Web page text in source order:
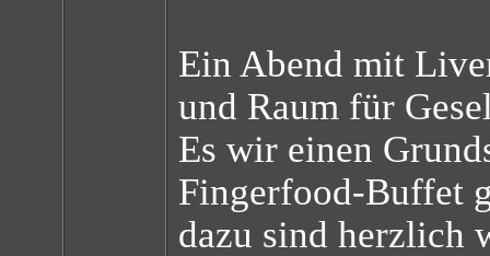
Ein Abend mit
und Raum für
Es wir einen
Fingerfood-Buffet
dazu sind herzlich